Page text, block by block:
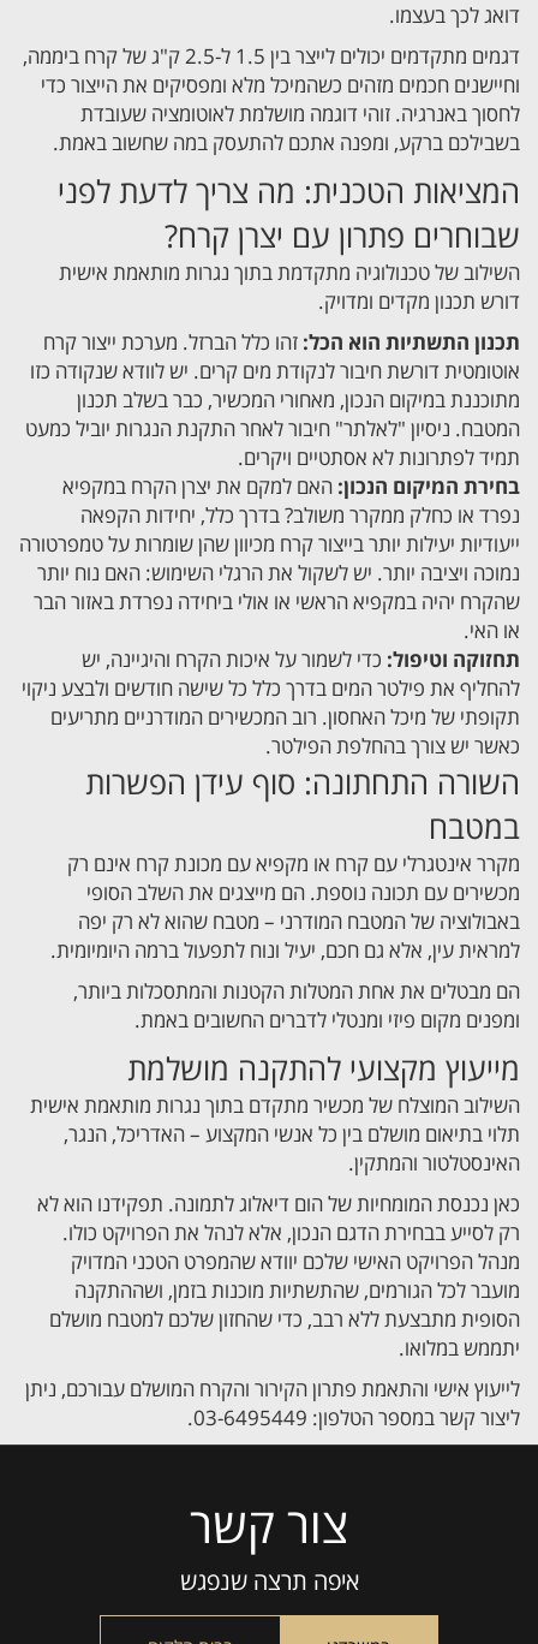
דואג לכך בעצמו.
דגמים מתקדמים יכולים לייצר בין 1.5 ל-2.5 ק"ג של קרח ביממה,
וחיישנים חכמים מזהים כשהמיכל מלא ומפסיקים את הייצור כדי
לחסוך באנרגיה. זוהי דוגמה מושלמת לאוטומציה שעובדת
בשבילכם ברקע, ומפנה אתכם להתעסק במה שחשוב באמת.
המציאות הטכנית: מה צריך לדעת לפני
שבוחרים פתרון עם יצרן קרח?
השילוב של טכנולוגיה מתקדמת בתוך נגרות מותאמת אישית
דורש תכנון מקדים ומדויק.
תכנון התשתיות הוא הכל: זהו כלל הברזל. מערכת ייצור קרח
אוטומטית דורשת חיבור לנקודת מים קרים. יש לוודא שנקודה כזו
מתוכננת במיקום הנכון, מאחורי המכשיר, כבר בשלב תכנון
המטבח. ניסיון "לאלתר" חיבור לאחר התקנת הנגרות יוביל כמעט
תמיד לפתרונות לא אסתטיים ויקרים.
בחירת המיקום הנכון: האם למקם את יצרן הקרח במקפיא
נפרד או כחלק ממקרר משולב? בדרך כלל, יחידות הקפאה
ייעודיות יעילות יותר בייצור קרח מכיוון שהן שומרות על טמפרטורה
נמוכה ויציבה יותר. יש לשקול את הרגלי השימוש: האם נוח יותר
שהקרח יהיה במקפיא הראשי או אולי ביחידה נפרדת באזור הבר
או האי.
תחזוקה וטיפול: כדי לשמור על איכות הקרח והיגיינה, יש
להחליף את פילטר המים בדרך כלל כל שישה חודשים ולבצע ניקוי
תקופתי של מיכל האחסון. רוב המכשירים המודרניים מתריעים
כאשר יש צורך בהחלפת הפילטר.
השורה התחתונה: סוף עידן הפשרות
במטבח
מקרר אינטגרלי עם קרח או מקפיא עם מכונת קרח אינם רק
מכשירים עם תכונה נוספת. הם מייצגים את השלב הסופי
באבולוציה של המטבח המודרני – מטבח שהוא לא רק יפה
למראית עין, אלא גם חכם, יעיל ונוח לתפעול ברמה היומיומית.
הם מבטלים את אחת המטלות הקטנות והמתסכלות ביותר,
ומפנים מקום פיזי ומנטלי לדברים החשובים באמת.
מייעוץ מקצועי להתקנה מושלמת
השילוב המוצלח של מכשיר מתקדם בתוך נגרות מותאמת אישית
תלוי בתיאום מושלם בין כל אנשי המקצוע – האדריכל, הנגר,
האינסטלטור והמתקין.
כאן נכנסת המומחיות של הום דיאלוג לתמונה. תפקידנו הוא לא
רק לסייע בבחירת הדגם הנכון, אלא לנהל את הפרויקט כולו.
מנהל הפרויקט האישי שלכם יוודא שהמפרט הטכני המדויק
מועבר לכל הגורמים, שהתשתיות מוכנות בזמן, ושההתקנה
הסופית מתבצעת ללא רבב, כדי שהחזון שלכם למטבח מושלם
יתממש במלואו.
לייעוץ אישי והתאמת פתרון הקירור והקרח המושלם עבורכם, ניתן
ליצור קשר במספר הטלפון: 03-6495449.
צור קשר
איפה תרצה שנפגש